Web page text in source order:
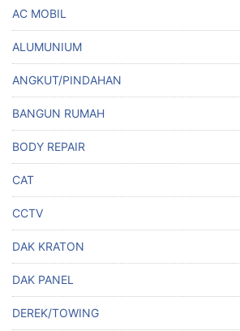
AC MOBIL
ALUMUNIUM
ANGKUT/PINDAHAN
BANGUN RUMAH
BODY REPAIR
CAT
CCTV
DAK KRATON
DAK PANEL
DEREK/TOWING